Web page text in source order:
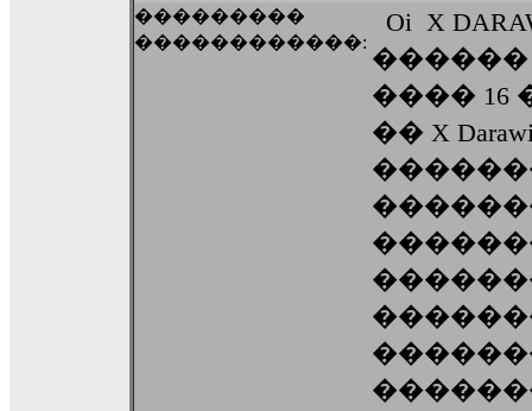
���������
������������:
Oi X
���� 16
�� X